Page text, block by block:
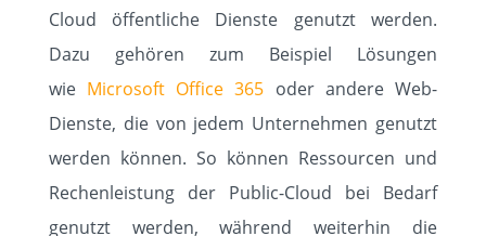
Cloud öffentliche Dienste genutzt werden.
Dazu gehören zum Beispiel Lösungen
wie Microsoft Office 365 oder andere Web-
Dienste, die von jedem Unternehmen genutzt
werden können. So können Ressourcen und
Rechenleistung der Public-Cloud bei Bedarf
genutzt werden, während weiterhin die